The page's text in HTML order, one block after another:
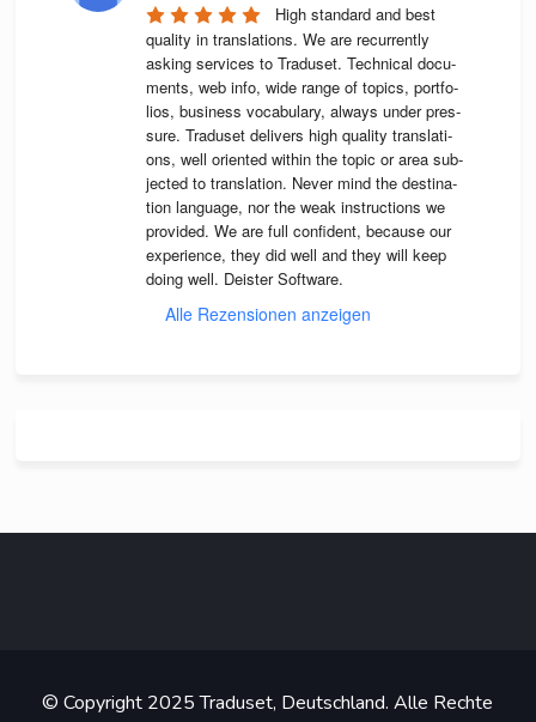
High stan­dard and best
qua­lity in trans­la­ti­ons. We are recur­rently
asking ser­vices to Tra­du­set. Tech­ni­cal docu­
ments, web info, wide range of topics, port­fo­
lios, busi­ness voca­bu­lary, always under pres­
sure. Tra­du­set deli­vers high qua­lity trans­la­ti­
ons, well ori­en­ted wit­hin the topic or area sub­
jec­ted to trans­la­tion. Never mind the desti­na­
tion lan­guage, nor the weak instruc­tions we
pro­vi­ded. We are full con­fi­dent, because our
expe­ri­ence, they did well and they will keep
doing well. Deis­ter Software.
Alle Rezensionen anzeigen
© Copyright 2025 Traduset, Deutschland. Alle Rechte